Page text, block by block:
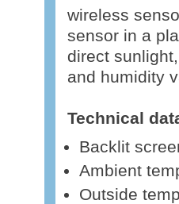
wireless
sensor in a
direct
and humidity
Technical
Backlit
Ambient
Outside